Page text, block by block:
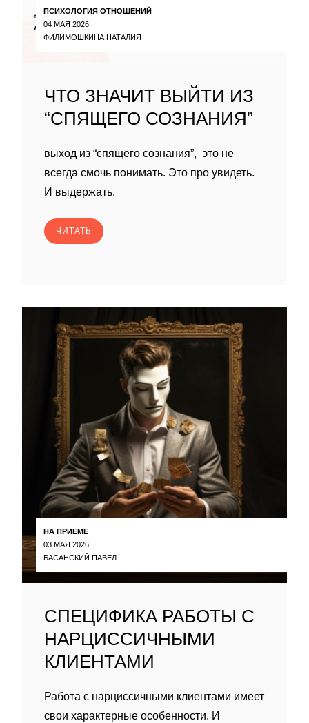
ПСИХОЛОГИЯ ОТНОШЕНИЙ
04 МАЯ 2026
ФИЛИМОШКИНА НАТАЛИЯ
ЧТО ЗНАЧИТ ВЫЙТИ ИЗ
“СПЯЩЕГО СОЗНАНИЯ”
выход из “спящего сознания”, это не
всегда смочь понимать. Это про увидеть.
И выдержать.
ЧИТАТЬ
НА ПРИЕМЕ
03 МАЯ 2026
БАСАНСКИЙ ПАВЕЛ
СПЕЦИФИКА РАБОТЫ С
НАРЦИССИЧНЫМИ
КЛИЕНТАМИ
Работа с нарциссичными клиентами имеет
свои характерные особенности. И